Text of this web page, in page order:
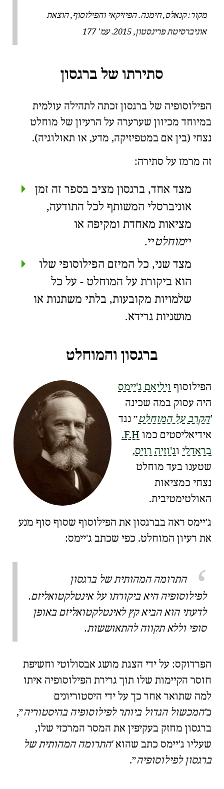
מקור:קנאלס, חימנה. הפיזיקאי והפילוסוף, הוצאת
אוניברסיטת פרינסטון, 2015. עמ' 177
סתירתו של ברגסון
הפילוסופיה של ברגסון זכתה לתהילה עולמית
במיוחד מכיוון שערערה על הרעיון של מוחלט
נצחי (בין אם במטפיזיקה, מדע, או תאולוגיה).
זה מרמז על סתירה:
מצד אחד, ברגסון מציב בספר זה זמן
אוניברסלי המשותף לכל התודעה,
מציאות מאחדת ומקיפה או
מוחלט
.
מצד שני, כל המיזם הפילוסופי שלו
הוא ביקורת על המוחלט - על כל
שלמויות מקובעות, בלתי משתנות או
מושגיות גרידא.
ברגסון והמוחלט
הפילוסוף ויליאם ג'יימס
היה עסוק במה שכינה
הקרב על המוחלט
נגד
אידיאליסטים כמו
F.H.
בראדלי וג'וזיה רויס,
שטענו בעד מוחלט
נצחי כמציאות
האולטימטיבית.
ג'יימס ראה בברגסון את הפילוסוף שסוף סוף מנע
את רעיון המוחלט. כפי שכתב ג'יימס:
התרומה המהותית של ברגסון
לפילוסופיה היא ביקורתו עלאינטלקטואליזם.
לדעתי הוא הביא קץ לאינטלקטואליזם באופן
סופי וללא תקווה להתאוששות.
הפרדוקס: על ידי הצגת מושג אבסולוטי וחשיפת
חוסר הקיימות שלו תוך גרירת הפילוסופיה איתו
למה שתואר אחר כך על ידי היסטוריונים
כהמכשול הגדול ביותר לפילוסופיה בהיסטוריה ,
ברגסון מחזק בעקיפין את המסר המרכזי שלו,
שעליו ג'יימס כתב שהואהתרומה המהותית של
ברגסון לפילוסופיה .